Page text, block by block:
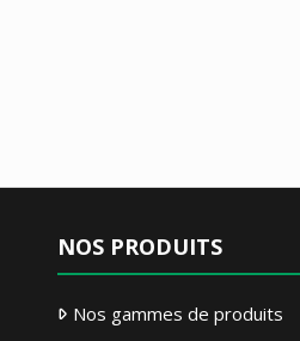
NOS PRODUITS
Nos gammes de produits